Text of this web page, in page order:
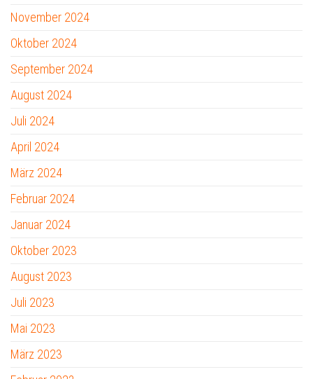
November 2024
Oktober 2024
September 2024
August 2024
Juli 2024
April 2024
März 2024
Februar 2024
Januar 2024
Oktober 2023
August 2023
Juli 2023
Mai 2023
März 2023